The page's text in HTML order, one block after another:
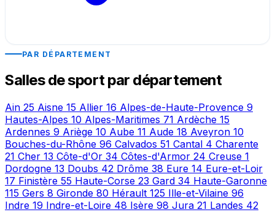
PAR DÉPARTEMENT
Salles de sport par département
Ain 25 Aisne 15 Allier 16 Alpes-de-Haute-Provence 9
Hautes-Alpes 10 Alpes-Maritimes 71 Ardèche 15
Ardennes 9 Ariège 10 Aube 11 Aude 18 Aveyron 10
Bouches-du-Rhône 96 Calvados 51 Cantal 4 Charente
21 Cher 13 Côte-d'Or 34 Côtes-d'Armor 24 Creuse 1
Dordogne 13 Doubs 42 Drôme 38 Eure 14 Eure-et-Loir
17 Finistère 55 Haute-Corse 23 Gard 34 Haute-Garonne
115 Gers 8 Gironde 80 Hérault 125 Ille-et-Vilaine 96
Indre 19 Indre-et-Loire 48 Isère 98 Jura 21 Landes 42